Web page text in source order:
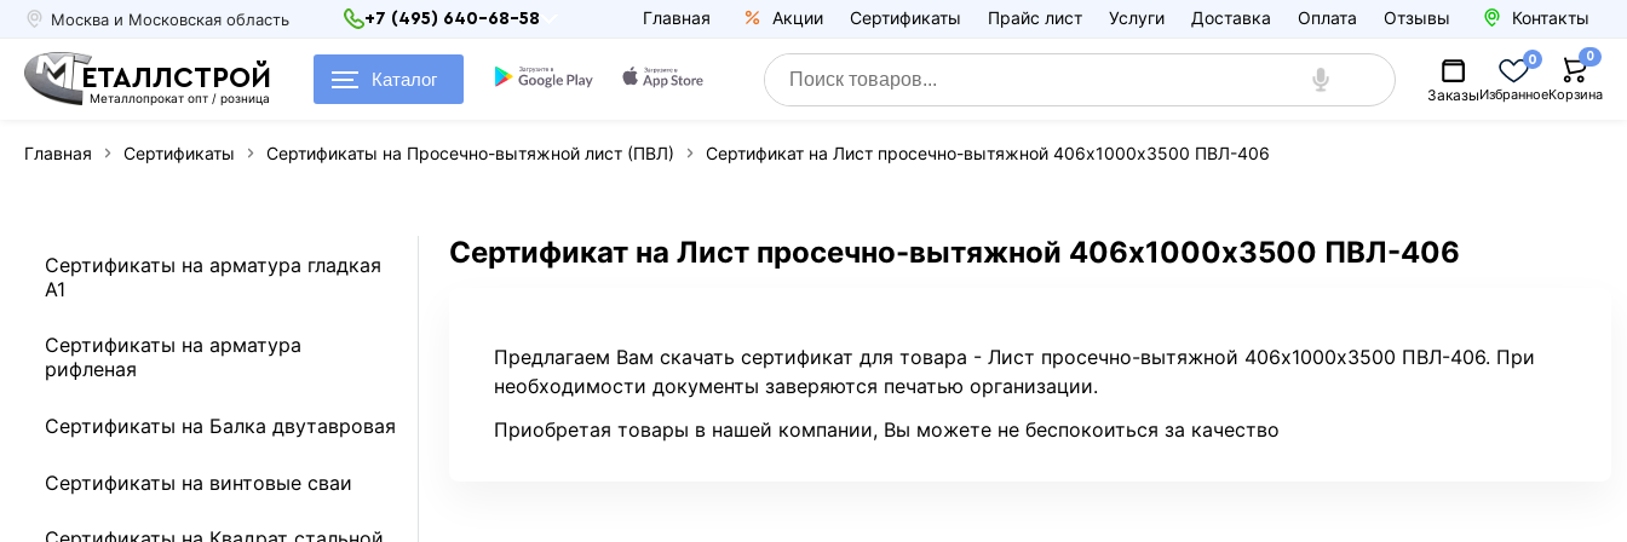
Москва и Московская область +7 (495) 640-68-58 Главная Акции Сертификаты Прайс лист Услуги Доставка Оплата Отзывы Контакты
ЕТАЛЛСТРОЙ
Металлопрокат опт / розница
Каталог
ЗаказыИзбранное
0
Корзина
0
Главная Сертификаты Сертификаты на Просечно-вытяжной лист (ПВЛ) Сертификат на Лист просечно-вытяжной 406х1000х3500 ПВЛ-406
Сертификаты на арматура гладкая
А1
Сертификаты на арматура
рифленая
Сертификаты на Балка двутавровая
Сертификаты на винтовые сваи
Сертификат на Лист просечно-вытяжной 406х1000х3500 ПВЛ-406
Предлагаем Вам скачать сертификат для товара - Лист просечно-вытяжной 406х1000х3500 ПВЛ-406. При
необходимости документы заверяются печатью организации.
Приобретая товары в нашей компании, Вы можете не беспокоиться за качество